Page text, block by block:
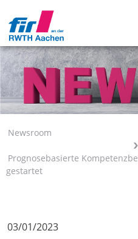
Newsroom
Prognosebasierte
gestartet
03/01/2023